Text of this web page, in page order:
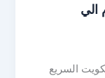
السريع